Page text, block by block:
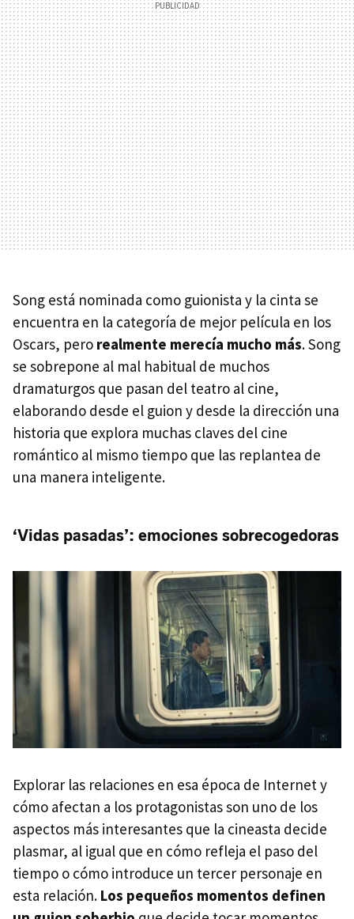
Song está nominada como guionista y la cinta se
encuentra en la categoría de mejor película en los
Oscars, pero realmente merecía mucho más. Song
se sobrepone al mal habitual de muchos
dramaturgos que pasan del teatro al cine,
elaborando desde el guion y desde la dirección una
historia que explora muchas claves del cine
romántico al mismo tiempo que las replantea de
una manera inteligente.
‘Vidas pasadas’: emociones sobrecogedoras
Explorar las relaciones en esa época de Internet y
cómo afectan a los protagonistas son uno de los
aspectos más interesantes que la cineasta decide
plasmar, al igual que en cómo refleja el paso del
tiempo o cómo introduce un tercer personaje en
esta relación. Los pequeños momentos definen